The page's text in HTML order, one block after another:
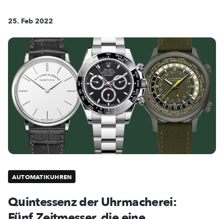
25. Feb 2022
AUTOMATIKUHREN
Quintessenz der Uhrmacherei: